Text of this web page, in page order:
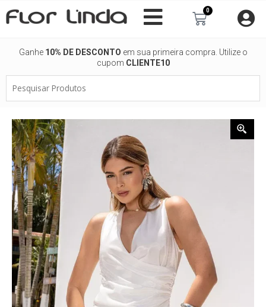
para
0
Carrinho
Ganhe 10% DE DESCONTO em sua primeira compra. Utilize o
cupom CLIENTE10
Produtos